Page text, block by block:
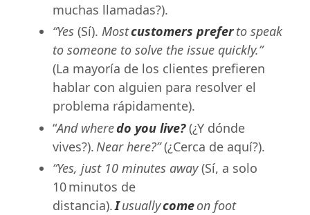
muchas llamadas?).
“Yes (Sí). Mostcustomers preferto speak
to someone to solve the issue quickly.”
(La mayoría de los clientes prefieren
hablar con alguien para resolver el
problema rápidamente).
“And wheredo you live? (¿Y dónde
vives?). Near here?”(¿Cerca de aquí?).
“Yes, just 10 minutes away(Sí, a solo
10 minutos de
distancia).Iusuallycomeon foot